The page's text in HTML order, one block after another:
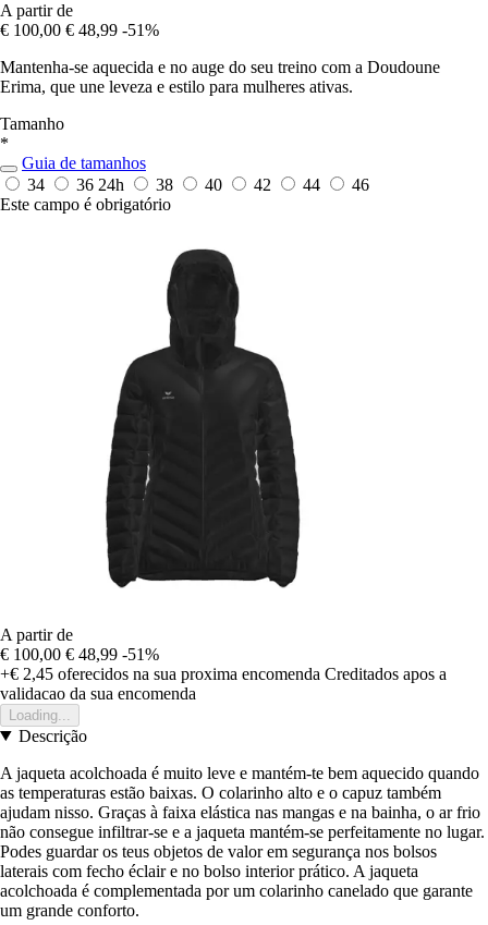
A partir de
€ 100,00 € 48,99 -51%
Mantenha-se aquecida e no auge do seu treino com a Doudoune
Erima, que une leveza e estilo para mulheres ativas.
Tamanho
*
Guia de tamanhos
34
36 24h 38 40 42 44
46
Este campo é obrigatório
A partir de
€ 100,00 € 48,99 -51%
+€ 2,45 oferecidos na sua proxima encomenda Creditados apos a
validacao da sua encomenda
Loading...
Descrição
A jaqueta acolchoada é muito leve e mantém-te bem aquecido quando
as temperaturas estão baixas. O colarinho alto e o capuz também
ajudam nisso. Graças à faixa elástica nas mangas e na bainha, o ar frio
não consegue infiltrar-se e a jaqueta mantém-se perfeitamente no lugar.
Podes guardar os teus objetos de valor em segurança nos bolsos
laterais com fecho éclair e no bolso interior prático. A jaqueta
acolchoada é complementada por um colarinho canelado que garante
um grande conforto.